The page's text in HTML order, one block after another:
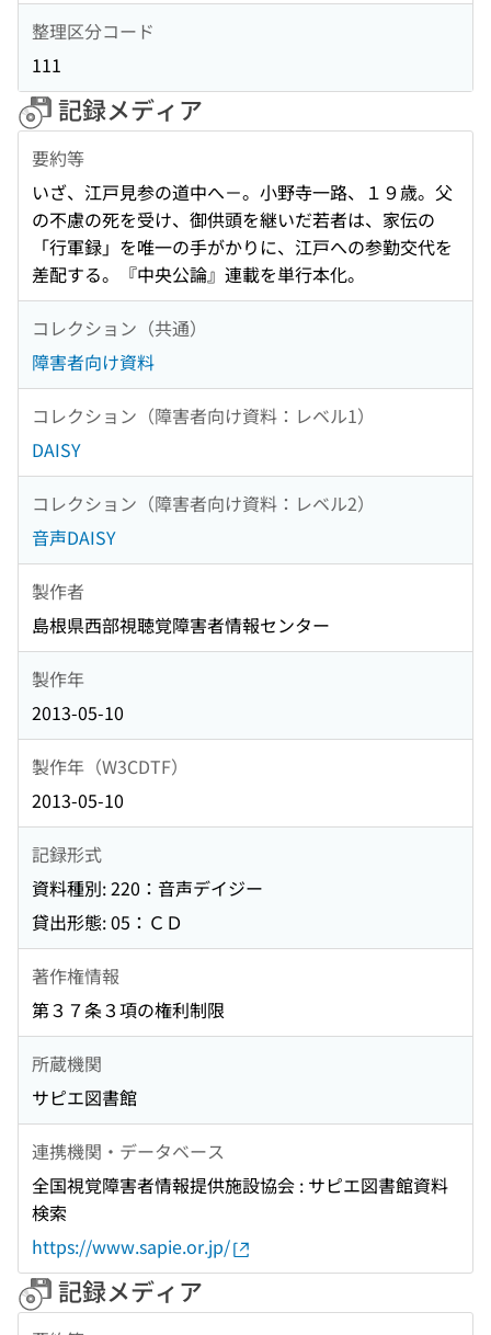
整理区分コード
111
記録メディア
要約等
いざ、江戸見参の道中へ－。小野寺一路、１９歳。父
の不慮の死を受け、御供頭を継いだ若者は、家伝の
「行軍録」を唯一の手がかりに、江戸への参勤交代を
差配する。『中央公論』連載を単行本化。
コレクション（共通）
障害者向け資料
コレクション（障害者向け資料：レベル1）
DAISY
コレクション（障害者向け資料：レベル2）
音声DAISY
製作者
島根県西部視聴覚障害者情報センター
製作年
2013-05-10
製作年（W3CDTF）
2013-05-10
記録形式
資料種別: 220：音声デイジー
貸出形態: 05：ＣＤ
著作権情報
第３７条３項の権利制限
所蔵機関
サピエ図書館
連携機関・データベース
全国視覚障害者情報提供施設協会 : サピエ図書館資料
検索
https://www.sapie.or.jp/
記録メディア